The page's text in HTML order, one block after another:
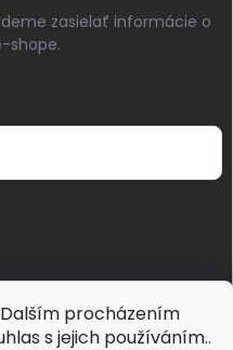
procházením
s jejich používáním..
zasielať informácie o
shope.